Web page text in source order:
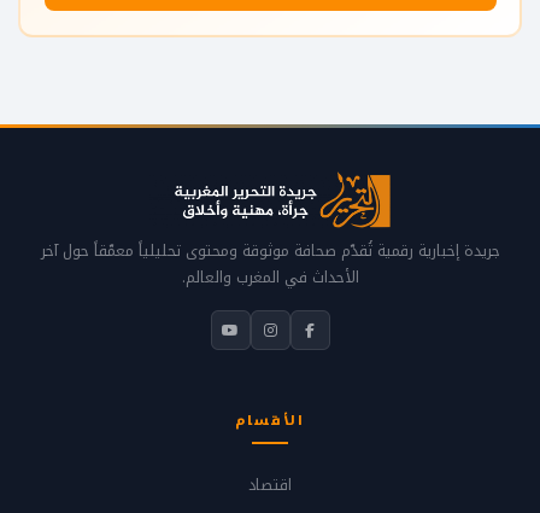
جريدة إخبارية رقمية تُقدّم صحافة موثوقة ومحتوى تحليلياً معمّقاً حول آخر
الأحداث في المغرب والعالم.
الأقسام
اقتصاد